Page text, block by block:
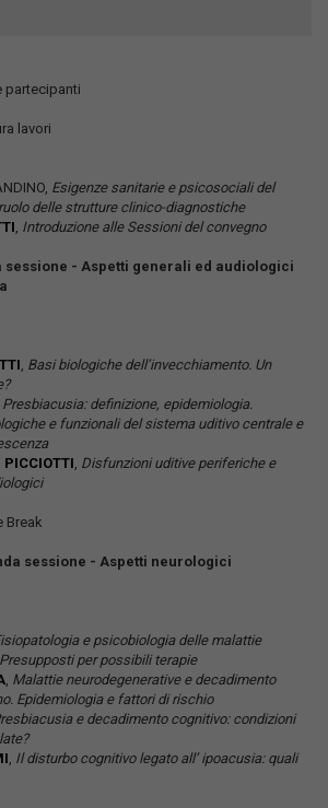
partecipanti
lavori
Esigenze sanitarie e psicosociali del
delle strutture clinico-diagnostiche
, Introduzione alle Sessioni del convegno
sessione - Aspetti generali ed audiologici
, Basi biologiche dell’invecchiamento. Un
Presbiacusia: definizione, epidemiologia.
e funzionali del sistema uditivo centrale e
, Disfunzioni uditive periferiche e
Break
sessione - Aspetti neurologici
e psicobiologia delle malattie
per possibili terapie
, Malattie neurodegenerative e decadimento
Epidemiologia e fattori di rischio
e decadimento cognitivo: condizioni
, Il disturbo cognitivo legato all’ ipoacusia: quali